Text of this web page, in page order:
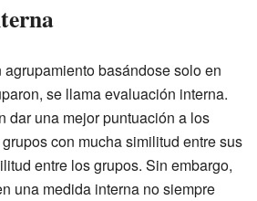
basándose solo en
se llama evaluación interna.
dar una mejor puntuación a los
con mucha similitud entre sus
entre los grupos. Sin embargo,
una medida interna no siempre